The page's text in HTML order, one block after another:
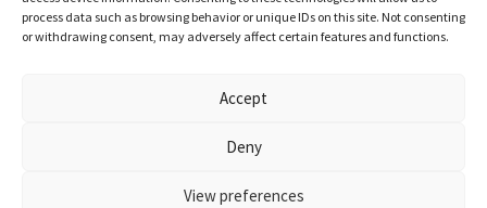
process data such as browsing behavior or unique IDs on this site. Not consenting
or withdrawing consent, may adversely affect certain features and functions.
Accept
Deny
View preferences
patrocini@ording.roma.it
»Convenzioni